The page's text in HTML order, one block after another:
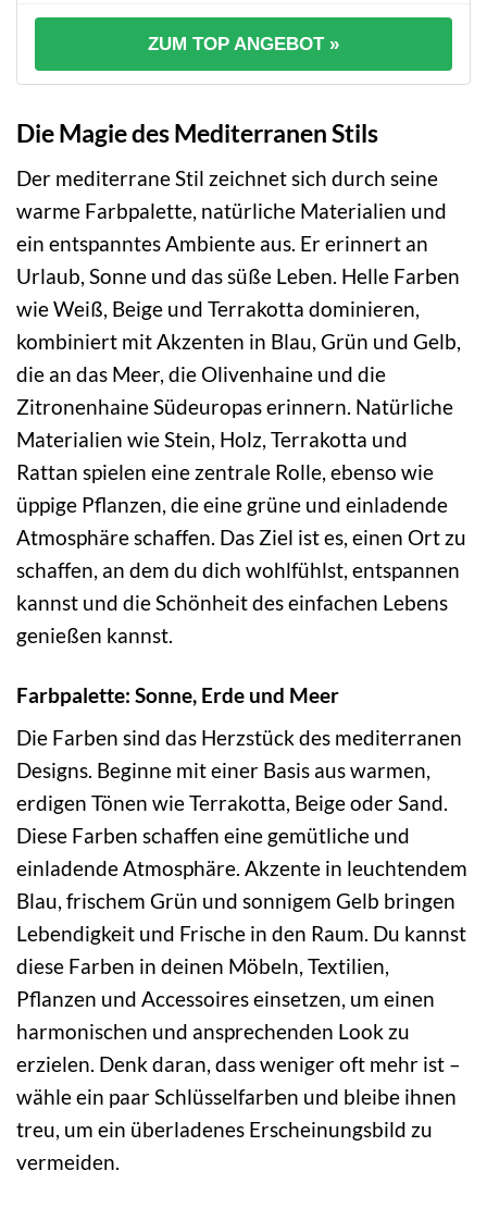
ZUM TOP ANGEBOT »
Die Magie des Mediterranen Stils
Der mediterrane Stil zeichnet sich durch seine
warme Farbpalette, natürliche Materialien und
ein entspanntes Ambiente aus. Er erinnert an
Urlaub, Sonne und das süße Leben. Helle Farben
wie Weiß, Beige und Terrakotta dominieren,
kombiniert mit Akzenten in Blau, Grün und Gelb,
die an das Meer, die Olivenhaine und die
Zitronenhaine Südeuropas erinnern. Natürliche
Materialien wie Stein, Holz, Terrakotta und
Rattan spielen eine zentrale Rolle, ebenso wie
üppige Pflanzen, die eine grüne und einladende
Atmosphäre schaffen. Das Ziel ist es, einen Ort zu
schaffen, an dem du dich wohlfühlst, entspannen
kannst und die Schönheit des einfachen Lebens
genießen kannst.
Farbpalette: Sonne, Erde und Meer
Die Farben sind das Herzstück des mediterranen
Designs. Beginne mit einer Basis aus warmen,
erdigen Tönen wie Terrakotta, Beige oder Sand.
Diese Farben schaffen eine gemütliche und
einladende Atmosphäre. Akzente in leuchtendem
Blau, frischem Grün und sonnigem Gelb bringen
Lebendigkeit und Frische in den Raum. Du kannst
diese Farben in deinen Möbeln, Textilien,
Pflanzen und Accessoires einsetzen, um einen
harmonischen und ansprechenden Look zu
erzielen. Denk daran, dass weniger oft mehr ist –
wähle ein paar Schlüsselfarben und bleibe ihnen
treu, um ein überladenes Erscheinungsbild zu
vermeiden.